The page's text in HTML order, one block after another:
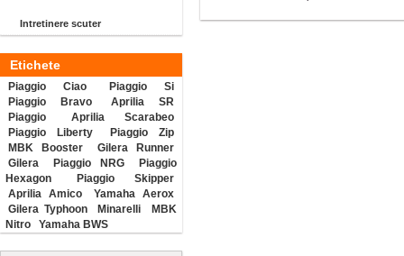
Intretinere scuter
Etichete
Piaggio Ciao
Piaggio Si
Piaggio Bravo
Aprilia SR
Piaggio
Aprilia Scarabeo
Piaggio Liberty
Piaggio Zip
MBK Booster
Gilera Runner
Gilera
Piaggio NRG
Piaggio
Hexagon
Piaggio Skipper
Aprilia Amico
Yamaha Aerox
Gilera Typhoon
Minarelli
MBK
Nitro
Yamaha BWS